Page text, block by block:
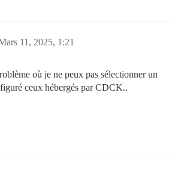
11, 2025, 1:21
où je ne peux pas sélectionner un
ceux hébergés par CDCK..